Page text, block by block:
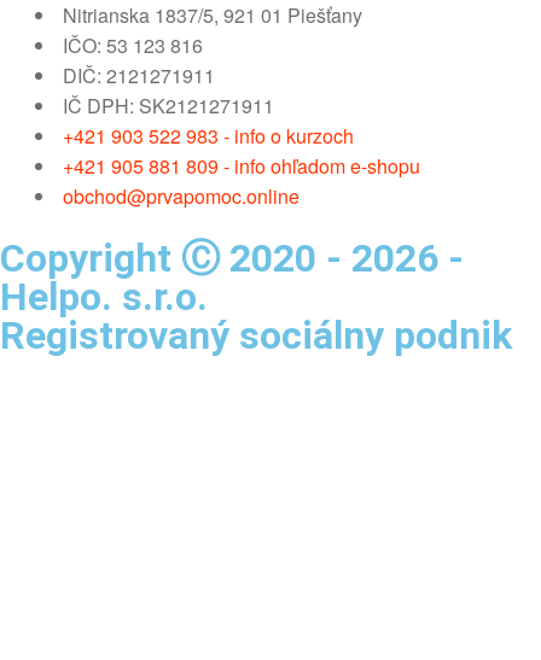
Nitrianska 1837/5, 921 01 Piešťany
IČO: 53 123 816
DIČ: 2121271911
IČ DPH: SK2121271911
+421 903 522 983 - info o kurzoch
+421 905 881 809 - info ohľadom e-shopu
obchod@prvapomoc.online
Copyright Ⓒ 2020 - 2026 -
Helpo. s.r.o.
Registrovaný sociálny podnik